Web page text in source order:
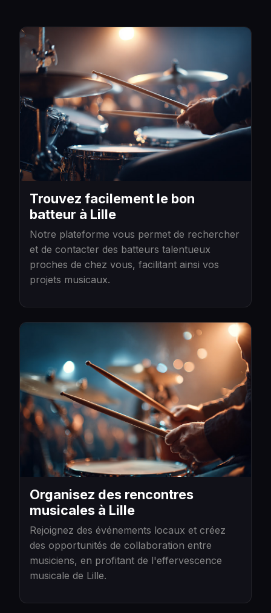
Trouvez facilement le bon
batteur à Lille
Notre plateforme vous permet de rechercher
et de contacter des batteurs talentueux
proches de chez vous, facilitant ainsi vos
projets musicaux.
Organisez des rencontres
musicales à Lille
Rejoignez des événements locaux et créez
des opportunités de collaboration entre
musiciens, en profitant de l'effervescence
musicale de Lille.